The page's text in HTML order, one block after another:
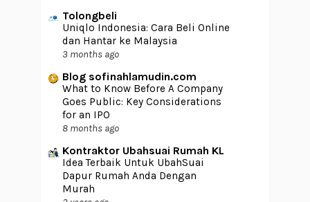
Tolongbeli
Uniqlo Indonesia: Cara Beli Online
dan Hantar ke Malaysia
3 months ago
Blog sofinahlamudin.com
What to Know Before A Company
Goes Public: Key Considerations
for an IPO
8 months ago
Kontraktor Ubahsuai Rumah KL
Idea Terbaik Untuk UbahSuai
Dapur Rumah Anda Dengan
Murah